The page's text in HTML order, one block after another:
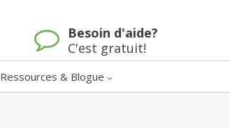
Besoin d'aide?
C'est gratuit!
Ressources & Blogue